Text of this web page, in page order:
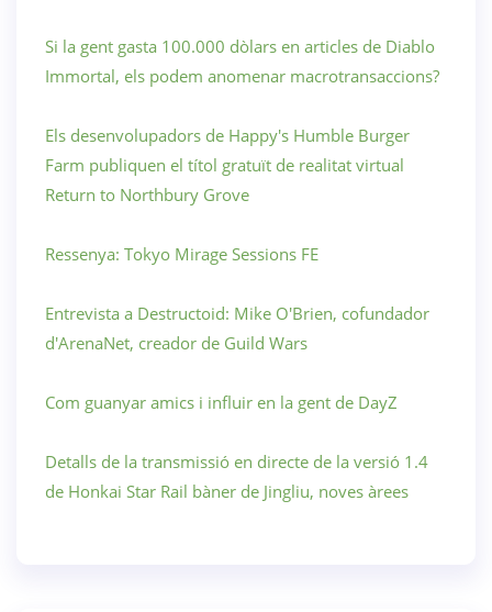
Si la gent gasta 100.000 dòlars en articles de Diablo
Immortal, els podem anomenar macrotransaccions?
Els desenvolupadors de Happy's Humble Burger
Farm publiquen el títol gratuït de realitat virtual
Return to Northbury Grove
Ressenya: Tokyo Mirage Sessions FE
Entrevista a Destructoid: Mike O'Brien, cofundador
d'ArenaNet, creador de Guild Wars
Com guanyar amics i influir en la gent de DayZ
Detalls de la transmissió en directe de la versió 1.4
de Honkai Star Rail bàner de Jingliu, noves àrees